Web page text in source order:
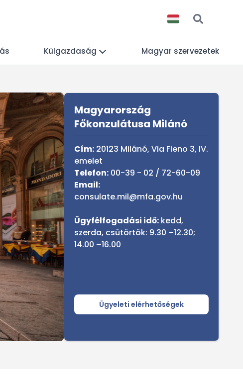
Külgazdaság Magyar szervezetek
Sidebar
Magyarország
Főkonzulátusa Milánó
Cím: 20123 Milánó, Via Fieno 3, IV.
emelet
Telefon: 00-39 - 02 / 72-60-09
Email:
consulate.mil@mfa.gov.hu
Ügyfélfogadási idő: kedd,
szerda, csütörtök: 9.30 –12.30;
14.00 –16.00
Ügyeleti elérhetőségek